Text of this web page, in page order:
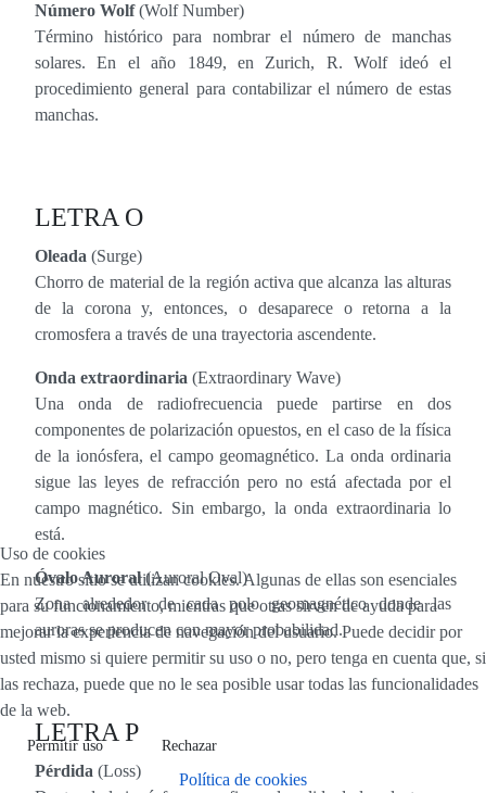
Número Wolf(Wolf Number)
Término histórico para nombrar el número de manchas
solares. En el año 1849, en Zurich, R. Wolf ideó el
procedimiento general para contabilizar el número de estas
manchas.
LETRA O
Oleada (Surge)
Chorro de material de la región activa que alcanza las alturas
de la corona y, entonces, o desaparece o retorna a la
cromosfera a través de una trayectoria ascendente.
Onda extraordinaria (Extraordinary Wave)
Una onda de radiofrecuencia puede partirse en dos
componentes de polarización opuestos, en el caso de la física
de la ionósfera, el campo geomagnético. La onda ordinaria
sigue las leyes de refracción pero no está afectada por el
campo magnético. Sin embargo, la onda extraordinaria lo
está.
Óvalo Auroral(Auroral Oval)
Zona alrededor de cada polo geomagnético donde las
auroras se producen con mayor probabilidad.
LETRA P
Pérdida (Loss)
Uso de cookies
En nuestro sitio se utilizan cookies. Algunas de ellas son esenciales
para su funcionamiento, mientras que otras sirven de ayuda para
mejorar la experiencia de navegación del usuario. Puede decidir por
usted mismo si quiere permitir su uso o no, pero tenga en cuenta que, si
las rechaza, puede que no le sea posible usar todas las funcionalidades
de la web.
Permitir uso Rechazar
Política de cookies